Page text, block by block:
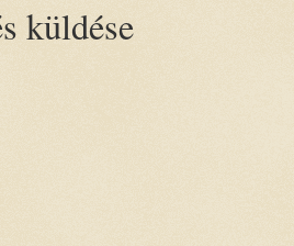
küldése